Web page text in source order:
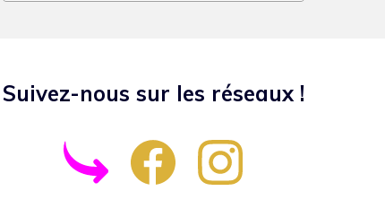
Suivez-nous sur les réseaux !